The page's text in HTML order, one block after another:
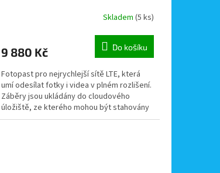
Skladem (5 ks)
9 880 Kč Do košíku
Fotopast pro nejrychlejší sítě LTE, která
umí odesílat fotky i videa v plném rozlišení.
Záběry jsou ukládány do cloudového
úložiště, ze kterého mohou být stahovány
pomocí...